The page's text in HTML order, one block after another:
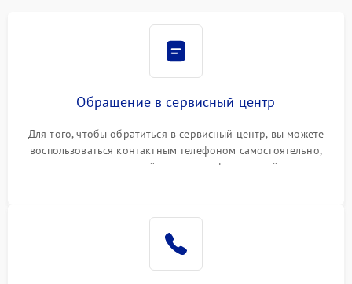
Обращение в сервисный центр
Для того, чтобы обратиться в сервисный центр, вы можете
воспользоваться контактным телефоном самостоятельно,
или оставить свой номер телефона на сайте